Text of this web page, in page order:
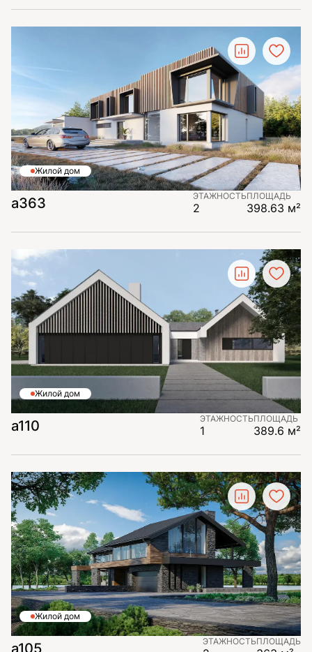
Жилой дом
а363 ЭТАЖНОСТЬ
2
ПЛОЩАДЬ
398.63 м²
Жилой дом
a110 ЭТАЖНОСТЬ
1
ПЛОЩАДЬ
389.6 м²
Жилой дом
a105 ЭТАЖНОСТЬПЛОЩАДЬ